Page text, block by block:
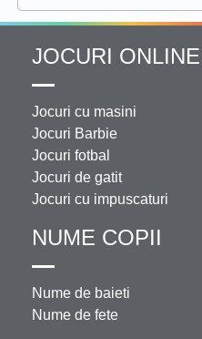
JOCURI ONLINE
Jocuri cu masini
Jocuri Barbie
Jocuri fotbal
Jocuri de gatit
Jocuri cu impuscaturi
NUME COPII
Nume de baieti
Nume de fete